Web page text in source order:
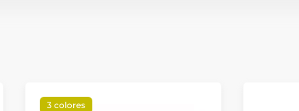
3 colores